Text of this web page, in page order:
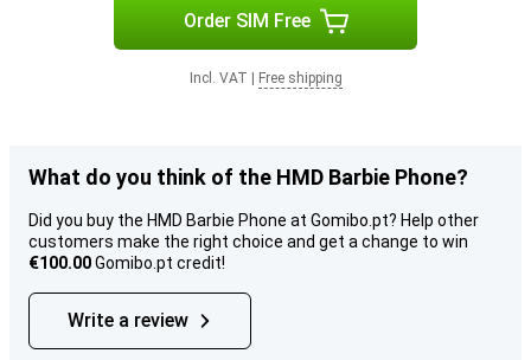
Order SIM Free
Incl. VAT Free shipping
What do you think of the HMD Barbie Phone?
Did you buy the HMD Barbie Phone at Gomibo.pt? Help other
customers make the right choice and get a change to win
€100.00Gomibo.pt credit!
Write a review